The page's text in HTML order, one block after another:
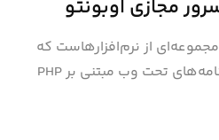
استک LOMP مجموعه‌ای از نرم‌افزارهاست که
برای اجرای وب‌سایت‌ها و برنامه‌های تحت وب مبتنی بر PHP